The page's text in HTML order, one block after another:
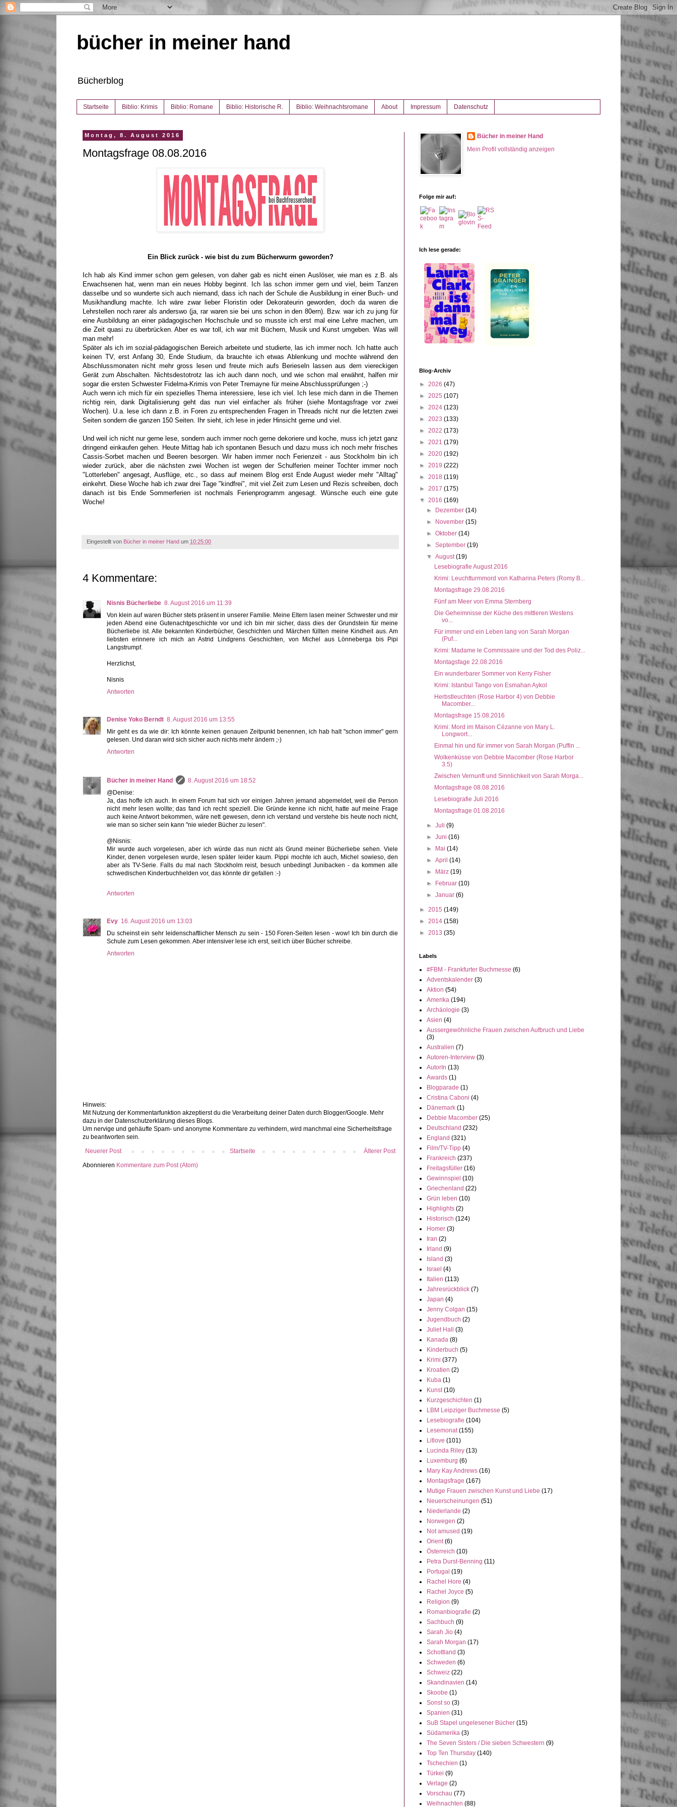
bücher in meiner hand
Bücherblog
Startseite Biblio: Krimis Biblio: Romane Biblio: Historische R. Biblio: Weihnachtsromane About Impressum Datenschutz
Montag, 8. August 2016
Montagsfrage 08.08.2016
Ein Blick zurück - wie bist du zum Bücherwurm geworden?
Ich hab als Kind immer schon gern gelesen, von daher gab es nicht einen Auslöser, wie man es z.B. als
Erwachsenen hat, wenn man ein neues Hobby beginnt. Ich las schon immer gern und viel, beim Tanzen
dasselbe und so wunderte sich auch niemand, dass ich nach der Schule die Ausbildung in einer Buch- und
Musikhandlung machte. Ich wäre zwar lieber Floristin oder Dekorateurin geworden, doch da waren die
Lehrstellen noch rarer als anderswo (ja, rar waren sie bei uns schon in den 80ern). Bzw. war ich zu jung für
eine Ausbildung an einer pädagogischen Hochschule und so musste ich erst mal eine Lehre machen, um
die Zeit quasi zu überbrücken. Aber es war toll, ich war mit Büchern, Musik und Kunst umgeben. Was will
man mehr!
Später als ich im sozial-pädagogischen Bereich arbeitete und studierte, las ich immer noch. Ich hatte auch
keinen TV, erst Anfang 30, Ende Studium, da brauchte ich etwas Ablenkung und mochte während den
Abschlussmonaten nicht mehr gross lesen und freute mich aufs Berieseln lassen aus dem viereckigen
Gerät zum Abschalten. Nichtsdestotrotz las ich auch dann noch, und wie schon mal erwähnt, halfen mir
sogar die ersten Schwester Fidelma-Krimis von Peter Tremayne für meine Abschlussprüfungen ;-)
Auch wenn ich mich für ein spezielles Thema interessiere, lese ich viel. Ich lese mich dann in die Themen
richtig rein, dank Digitalisierung geht das nun viel einfacher als früher (siehe Montagsfrage vor zwei
Wochen). U.a. lese ich dann z.B. in Foren zu entsprechenden Fragen in Threads nicht nur die letzten zwei
Seiten sondern die ganzen 150 Seiten. Ihr sieht, ich lese in jeder Hinsicht gerne und viel.
Und weil ich nicht nur gerne lese, sondern auch immer noch gerne dekoriere und koche, muss ich jetzt ganz
dringend einkaufen gehen. Heute Mittag hab ich spontanen Besuch und dazu muss ich noch mehr frisches
Cassis-Sorbet machen und Beeren besorgen. Wir haben immer noch Ferienzeit - aus Stockholm bin ich
wieder zurück, aber die nächsten zwei Wochen ist wegen der Schulferien meiner Tochter immer noch
"Lotterleben" angesagt, Ausflüge, etc., so dass auf meinem Blog erst Ende August wieder mehr "Alltag"
einkehrt. Diese Woche hab ich zwar drei Tage "kindfrei", mit viel Zeit zum Lesen und Rezis schreiben, doch
danach ist bis Ende Sommerferien ist nochmals Ferienprogramm angesagt. Wünsche euch eine gute
Woche!
Eingestellt von Bücher in meiner Hand um 10:25:00
4 Kommentare:
Nisnis Bücherliebe 8. August 2016 um 11:39
Von klein auf waren Bücher stets präsent in unserer Familie. Meine Eltern lasen meiner Schwester und mir
jeden Abend eine Gutenachtgeschichte vor und ich bin mir sicher, dass dies der Grundstein für meine
Bücherliebe ist. Alle bekannten Kinderbücher, Geschichten und Märchen füllten meine Kindheit aus. Am
liebsten erinnere ich mich an Astrid Lindgrens Geschichten, von Michel aus Lönneberga bis Pipi
Langstrumpf.
Herzlichst,
Nisnis
Antworten
Denise Yoko Berndt 8. August 2016 um 13:55
Mir geht es da wie dir: Ich könnte keinen genauen Zeitpunkt benennen, ich hab halt "schon immer" gern
gelesen. Und daran wird sich sicher auch nichts mehr ändern ;-)
Antworten
Bücher in meiner Hand
8. August 2016 um 18:52
@Denise:
Ja, das hoffe ich auch. In einem Forum hat sich vor einigen Jahren jemand abgemeldet, weil die Person
nicht mehr lesen wollte; das fand ich recht speziell. Die Gründe kenne ich nicht, hatte auf meine Frage
auch keine Antwort bekommen, wäre nett gewesen, denn ich verstand und verstehe bis heute noch nicht,
wie man so sicher sein kann "nie wieder Bücher zu lesen".
@Nisnis:
Mir wurde auch vorgelesen, aber ich würde das nun nicht als Grund meiner Bücherliebe sehen. Viele
Kinder, denen vorgelesen wurde, lesen später leider kaum. Pippi mochte ich auch, Michel sowieso, den
aber als TV-Serie. Falls du mal nach Stockholm reist, besuch unbedingt Junibacken - da kommen alle
schwedischen Kinderbuchhelden vor, das könnte dir gefallen :-)
Antworten
Evy 16. August 2016 um 13:03
Du scheinst ein sehr leidenschaftlicher Mensch zu sein - 150 Foren-Seiten lesen - wow! Ich bin durch die
Schule zum Lesen gekommen. Aber intensiver lese ich erst, seit ich über Bücher schreibe.
Antworten
Hinweis:
Mit Nutzung der Kommentarfunktion akzeptierst du die Verarbeitung deiner Daten durch Blogger/Google. Mehr
dazu in der Datenschutzerklärung dieses Blogs.
Um nervige und gehäufte Spam- und anonyme Kommentare zu verhindern, wird manchmal eine Sicherheitsfrage
zu beantworten sein.
Neuerer Post
Älterer Post
Startseite
Abonnieren Kommentare zum Post (Atom)
Bücher in meiner Hand
Mein Profil vollständig anzeigen
Folge mir auf:
Ich lese gerade:
Blog-Archiv
► 2026 (47)
► 2025 (107)
► 2024 (123)
► 2023 (133)
► 2022 (173)
► 2021 (179)
► 2020 (192)
► 2019 (222)
► 2018 (119)
► 2017 (175)
▼ 2016 (169)
►
Dezember(14)
►
November(15)
►Oktober(14)
►September(19)
▼August(19)
Lesebiografie August 2016
Krimi: Leuchtturmmord von Katharina Peters (Romy B...
Montagsfrage 29.08.2016
Fünf am Meer von Emma Sternberg
Die Geheimnisse der Küche des mittleren Westens
vo...
Für immer und ein Leben lang von Sarah Morgan
(Puf...
Krimi: Madame le Commissaire und der Tod des Poliz...
Montagsfage 22.08.2016
Ein wunderbarer Sommer von Kerry Fisher
Krimi: Istanbul Tango von Esmahan Aykol
Herbstleuchten (Rose Harbor 4) von Debbie
Macomber...
Montagsfrage 15.08.2016
Krimi: Mord im Maison Cézanne von Mary L.
Longwort...
Einmal hin und für immer von Sarah Morgan (Puffin ...
Wolkenküsse von Debbie Macomber (Rose Harbor
3.5)
Zwischen Vernunft und Sinnlichkeit von Sarah Morga...
Montagsfrage 08.08.2016
Lesebiografie Juli 2016
Montagsfrage 01.08.2016
►Juli(9)
►Juni(16)
►
Mai(14)
►April(14)
►
März(19)
►
Februar(10)
►Januar(6)
► 2015 (149)
► 2014 (158)
► 2013 (35)
Labels
#FBM - Frankfurter Buchmesse (6)
Adventskalender (3)
Aktion (54)
Amerika (194)
Archäologie (3)
Asien (4)
Aussergewöhnliche Frauen zwischen Aufbruch und Liebe
(3)
Australien (7)
Autoren-Interview (3)
AutorIn (13)
Awards (1)
Blogparade (1)
Cristina Caboni (4)
Dänemark (1)
Debbie Macomber (25)
Deutschland (232)
England (321)
Film/TV-Tipp (4)
Frankreich (237)
Freitagsfüller (16)
Gewinnspiel (10)
Griechenland (22)
Grün leben (10)
Highlights (2)
Historisch (124)
Homer (3)
Iran (2)
Irland (9)
Island (3)
Israel (4)
Italien (113)
Jahresrückblick (7)
Japan (4)
Jenny Colgan (15)
Jugendbuch (2)
Juliet Hall
(3)
Kanada (8)
Kinderbuch (5)
Krimi (377)
Kroatien (2)
Kuba (1)
Kunst (10)
Kurzgeschichten (1)
LBM Leipziger Buchmesse (5)
Lesebiografie (104)
Lesemonat (155)
Litlove (101)
Lucinda Riley (13)
Luxemburg (6)
Mary Kay Andrews (16)
Montagsfrage (167)
Mutige Frauen zwischen Kunst und Liebe (17)
Neuerscheinungen (51)
Niederlande (2)
Norwegen (2)
Not amused (19)
Orient (6)
Österreich (10)
Petra Durst-Benning (11)
Portugal (19)
Rachel Hore (4)
Rachel Joyce (5)
Religion (9)
Romanbiografie (2)
Sachbuch (9)
Sarah Jio (4)
Sarah Morgan (17)
Schottland (3)
Schweden (6)
Schweiz (22)
Skandinavien (14)
Skoobe (1)
Sonst so (3)
Spanien (31)
SuB Stapel ungelesener Bücher (15)
Südamerika (3)
The Seven Sisters / Die sieben Schwestern (9)
Top Ten Thursday (140)
Tschechien (1)
Türkei (9)
Verlage (2)
Vorschau (77)
Weihnachten (88)